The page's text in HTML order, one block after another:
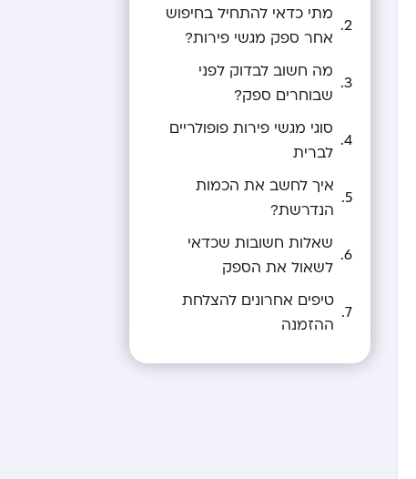
מתי כדאי להתחיל בחיפוש
אחר ספק מגשי פירות?
מה חשוב לבדוק לפני
שבוחרים ספק?
סוגי מגשי פירות פופולריים
לברית
איך לחשב את הכמות
הנדרשת?
שאלות חשובות שכדאי
לשאול את הספק
טיפים אחרונים להצלחת
ההזמנה